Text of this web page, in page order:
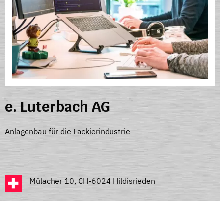
e. Luterbach AG
Anlagenbau für die Lackierindustrie
Mülacher 10, CH-6024 Hildisrieden